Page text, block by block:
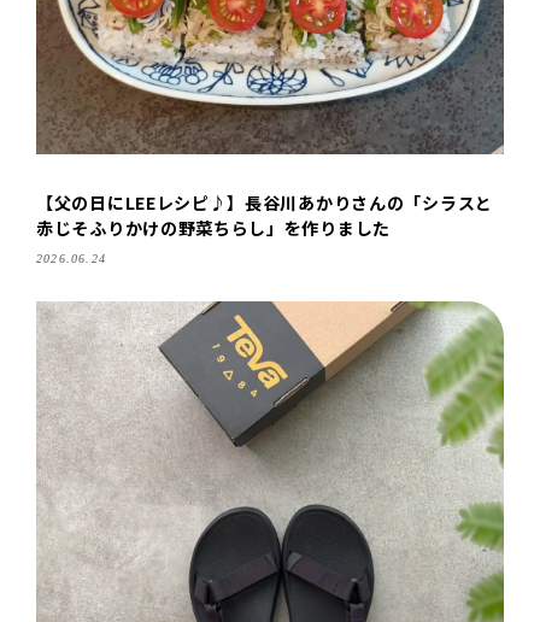
【父の日にLEEレシピ♪】長谷川あかりさんの「シラスと
赤じそふりかけの野菜ちらし」を作りました
2026.06.24